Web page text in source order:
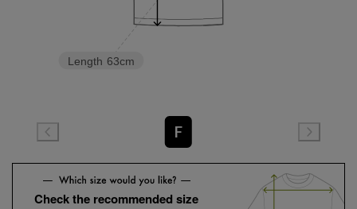
Length 63cm
F
Check the recommended size